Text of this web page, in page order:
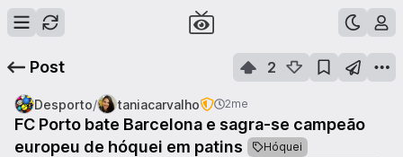
Post 2
Desporto/ taniacarvalho 2me
FC Porto bate Barcelona e sagra-se campeão
europeu de hóquei em patins
Hóquei